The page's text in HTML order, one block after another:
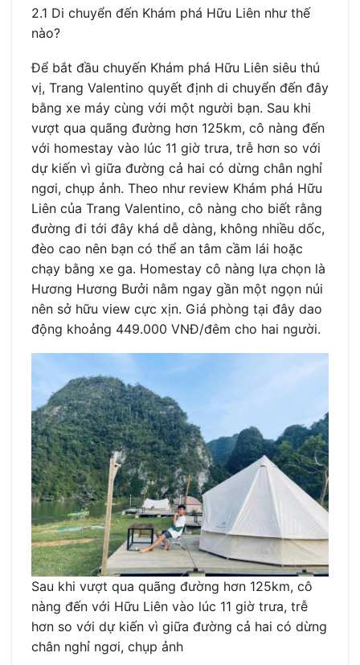
2.1 Di chuyển đến Khám phá Hữu Liên như thế
nào?
Để bắt đầu chuyến Khám phá Hữu Liên siêu thú
vị, Trang Valentino quyết định di chuyển đến đây
bằng xe máy cùng với một người bạn. Sau khi
vượt qua quãng đường hơn 125km, cô nàng đến
với homestay vào lúc 11 giờ trưa, trễ hơn so với
dự kiến vì giữa đường cả hai có dừng chân nghỉ
ngơi, chụp ảnh. Theo như review Khám phá Hữu
Liên của Trang Valentino, cô nàng cho biết rằng
đường đi tới đây khá dễ dàng, không nhiều dốc,
đèo cao nên bạn có thể an tâm cầm lái hoặc
chạy bằng xe ga. Homestay cô nàng lựa chọn là
Hương Hương Bưởi nằm ngay gần một ngọn núi
nên sở hữu view cực xịn. Giá phòng tại đây dao
động khoảng 449.000 VNĐ/đêm cho hai người.
Sau khi vượt qua quãng đường hơn 125km, cô
nàng đến với Hữu Liên vào lúc 11 giờ trưa, trễ
hơn so với dự kiến vì giữa đường cả hai có dừng
chân nghỉ ngơi, chụp ảnh